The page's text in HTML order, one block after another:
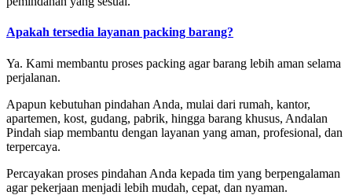
Apakah tersedia layanan packing barang?
Ya. Kami membantu proses packing agar barang lebih aman selama
perjalanan.
Apapun kebutuhan pindahan Anda, mulai dari rumah, kantor,
apartemen, kost, gudang, pabrik, hingga barang khusus, Andalan
Pindah siap membantu dengan layanan yang aman, profesional, dan
terpercaya.
Percayakan proses pindahan Anda kepada tim yang berpengalaman
agar pekerjaan menjadi lebih mudah, cepat, dan nyaman.